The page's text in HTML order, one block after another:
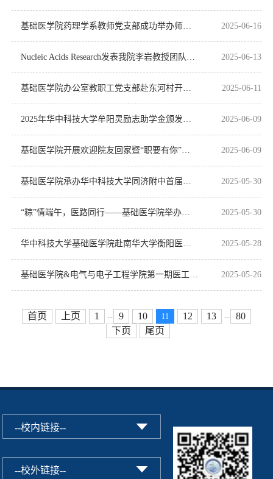
2025-06-16
2025-06-13
2025-06-11
2025-06-09
2025-06-09
2025-05-30
2025-05-30
2025-05-28
2025-05-26
首页 上页 1 9 10 11 12 13
80
下页
尾页